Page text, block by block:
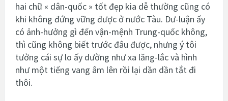
hai chữ « dân-quốc » tốt đẹp kia dễ thường cũng có
khi không đứng vững được ở nước Tàu. Dư-luận ấy
có ảnh-hưởng gì đến vận-mệnh Trung-quốc không,
thì cũng không biết trước đâu được, nhưng ý tôi
tưởng cái sự lo ấy dường như xa lăng-lắc và hình
như một tiếng vang âm lên rồi lại dần dần tắt đi
thôi.